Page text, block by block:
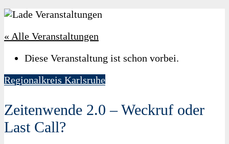
« Alle Veranstaltungen
Diese Veranstaltung ist schon vorbei.
Regionalkreis Karlsruhe
Zeitenwende 2.0 – Weckruf oder
Last Call?